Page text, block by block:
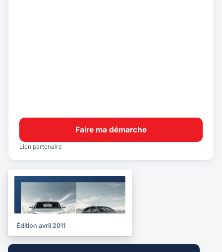
Faire ma démarche
Lien partenaire
2011
Édition avril 2011